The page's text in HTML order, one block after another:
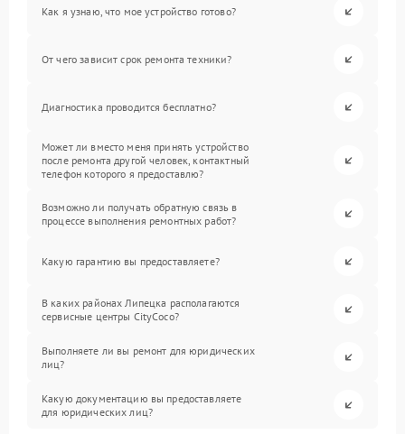
Как я узнаю, что мое устройство готово?
От чего зависит срок ремонта техники?
Диагностика проводится бесплатно?
Может ли вместо меня принять устройство
после ремонта другой человек, контактный
телефон которого я предоставлю?
Возможно ли получать обратную связь в
процессе выполнения ремонтных работ?
Какую гарантию вы предоставляете?
В каких районах Липецка располагаются
сервисные центры CityCoco?
Выполняете ли вы ремонт для юридических
лиц?
Какую документацию вы предоставляете
для юридических лиц?